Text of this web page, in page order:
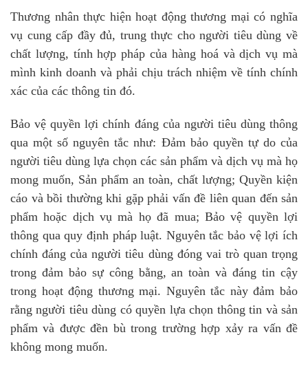
Thương nhân thực hiện hoạt động thương mại có nghĩa
vụ cung cấp đầy đủ, trung thực cho người tiêu dùng về
chất lượng, tính hợp pháp của hàng hoá và dịch vụ mà
mình kinh doanh và phải chịu trách nhiệm về tính chính
xác của các thông tin đó.
Bảo vệ quyền lợi chính đáng của người tiêu dùng thông
qua một số nguyên tắc như: Đảm bảo quyền tự do của
người tiêu dùng lựa chọn các sản phẩm và dịch vụ mà họ
mong muốn, Sản phẩm an toàn, chất lượng; Quyền kiện
cáo và bồi thường khi gặp phải vấn đề liên quan đến sản
phẩm hoặc dịch vụ mà họ đã mua; Bảo vệ quyền lợi
thông qua quy định pháp luật. Nguyên tắc bảo vệ lợi ích
chính đáng của người tiêu dùng đóng vai trò quan trọng
trong đảm bảo sự công bằng, an toàn và đáng tin cậy
trong hoạt động thương mại. Nguyên tắc này đảm bảo
rằng người tiêu dùng có quyền lựa chọn thông tin và sản
phẩm và được đền bù trong trường hợp xảy ra vấn đề
không mong muốn.